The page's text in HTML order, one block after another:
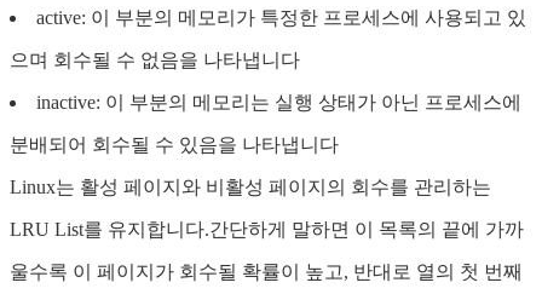
active: 이 부분의 메모리가 특정한 프로세스에 사용되고 있
으며 회수될 수 없음을 나타냅니다
inactive: 이 부분의 메모리는 실행 상태가 아닌 프로세스에
분배되어 회수될 수 있음을 나타냅니다
Linux는 활성 페이지와 비활성 페이지의 회수를 관리하는
LRU List를 유지합니다.간단하게 말하면 이 목록의 끝에 가까
울수록 이 페이지가 회수될 확률이 높고, 반대로 열의 첫 번째